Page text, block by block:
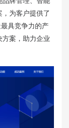
为客户提供了
具竞争力的产
案，助力企业